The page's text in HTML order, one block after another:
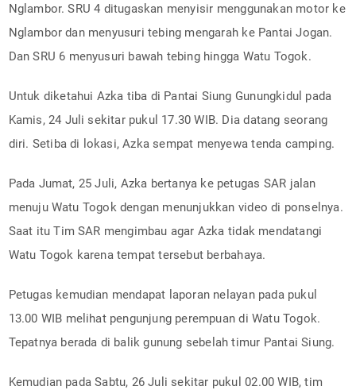
Nglambor. SRU 4 ditugaskan menyisir menggunakan motor ke
Nglambor dan menyusuri tebing mengarah ke Pantai Jogan.
Dan SRU 6 menyusuri bawah tebing hingga Watu Togok.
Untuk diketahui Azka tiba di Pantai Siung Gunungkidul pada
Kamis, 24 Juli sekitar pukul 17.30 WIB. Dia datang seorang
diri. Setiba di lokasi, Azka sempat menyewa tenda camping.
Pada Jumat, 25 Juli, Azka bertanya ke petugas SAR jalan
menuju Watu Togok dengan menunjukkan video di ponselnya.
Saat itu Tim SAR mengimbau agar Azka tidak mendatangi
Watu Togok karena tempat tersebut berbahaya.
Petugas kemudian mendapat laporan nelayan pada pukul
13.00 WIB melihat pengunjung perempuan di Watu Togok.
Tepatnya berada di balik gunung sebelah timur Pantai Siung.
Kemudian pada Sabtu, 26 Juli sekitar pukul 02.00 WIB, tim